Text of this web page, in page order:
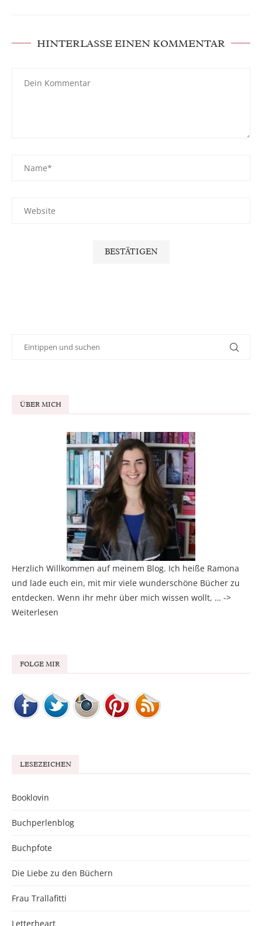
HINTERLASSE EINEN KOMMENTAR
ÜBER MICH
Herzlich Willkommen auf meinem Blog. Ich heiße Ramona
und lade euch ein, mit mir viele wunderschöne Bücher zu
entdecken. Wenn ihr mehr über mich wissen wollt, … ->
Weiterlesen
FOLGE MIR
LESEZEICHEN
Booklovin
Buchperlenblog
Buchpfote
Die Liebe zu den Büchern
Frau Trallafitti
Letterheart